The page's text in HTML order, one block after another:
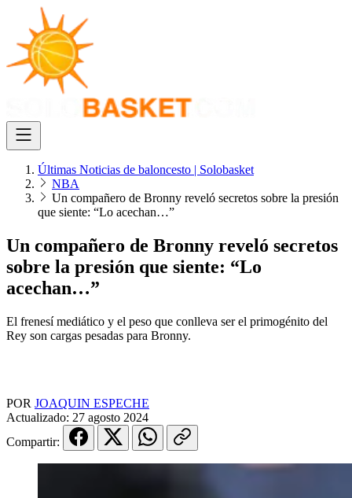
Últimas Noticias de baloncesto | Solobasket
NBA
Un compañero de Bronny reveló secretos sobre la presión
que siente: “Lo acechan…”
Un compañero de Bronny reveló secretos
sobre la presión que siente: “Lo
acechan…”
El frenesí mediático y el peso que conlleva ser el primogénito del
Rey son cargas pesadas para Bronny.
POR JOAQUIN ESPECHE
Actualizado: 27 agosto 2024
Compartir: